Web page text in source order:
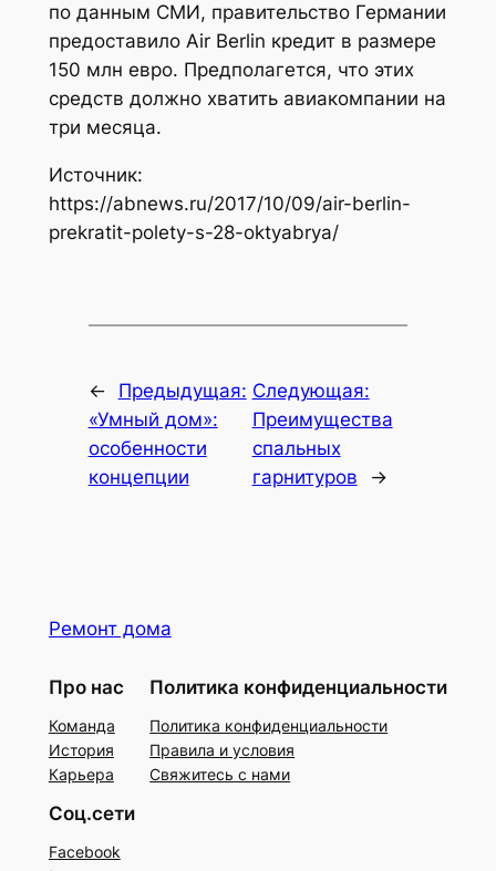
по данным СМИ, правительство Германии
предоставило Air Berlin кредит в размере
150 млн евро. Предполагется, что этих
средств должно хватить авиакомпании на
три месяца.
Источник:
https://abnews.ru/2017/10/09/air-berlin-
prekratit-polety-s-28-oktyabrya/
←
Предыдущая:
«Умный дом»:
особенности
концепции
Следующая:
Преимущества
спальных
гарнитуров
→
Ремонт дома
Про нас
Команда
История
Карьера
Политика конфиденциальности
Политика конфиденциальности
Правила и условия
Свяжитесь с нами
Соц.сети
Facebook